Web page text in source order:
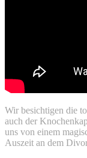
Wir besichtigen die
auch der
uns von einem
Auszeit an dem